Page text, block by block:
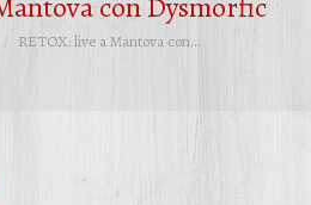
RETOX: live a Mantova con…